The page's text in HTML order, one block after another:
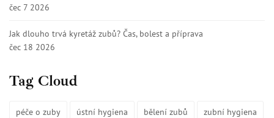
čec 7 2026
Jak dlouho trvá kyretáž zubů? Čas, bolest a příprava
čec 18 2026
Tag Cloud
péče o zuby ústní hygiena bělení zubů zubní hygiena